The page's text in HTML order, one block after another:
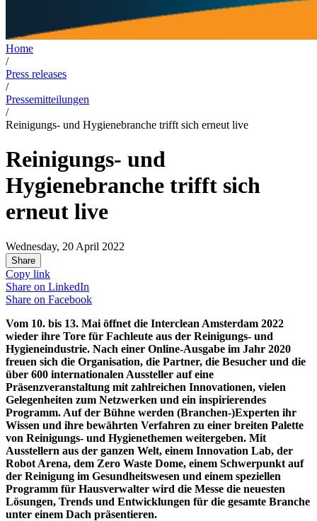
Home
/
Press releases
/
Pressemitteilungen
/
Reinigungs- und Hygienebranche trifft sich erneut live
Reinigungs- und
Hygienebranche trifft sich
erneut live
Wednesday, 20 April 2022
Share
Copy link
Share on LinkedIn
Share on Facebook
Vom 10. bis 13. Mai öffnet die Interclean Amsterdam 2022
wieder ihre Tore für Fachleute aus der Reinigungs- und
Hygieneindustrie. Nach einer Online-Ausgabe im Jahr 2020
freuen sich die Organisation, die Partner, die Besucher und die
über 600 internationalen Aussteller auf eine
Präsenzveranstaltung mit zahlreichen Innovationen, vielen
Gelegenheiten zum Netzwerken und ein inspirierendes
Programm. Auf der Bühne werden (Branchen-)Experten ihr
Wissen und ihre bewährten Verfahren zu einer breiten Palette
von Reinigungs- und Hygienethemen weitergeben. Mit
Ausstellern aus der ganzen Welt, einem Innovation Lab, der
Robot Arena, dem Zero Waste Dome, einem Schwerpunkt auf
der Reinigung im Gesundheitswesen und einem speziellen
Programm für Hausverwalter wird die Messe die neuesten
Lösungen, Trends und Entwicklungen für die gesamte Branche
unter einem Dach präsentieren.